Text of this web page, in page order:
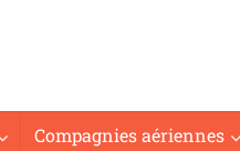
Compagnies aériennes